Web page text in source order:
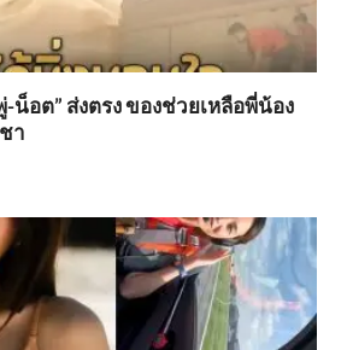
น็อต” ส่งตรง ของช่วยเหลือพี่น้อง
า